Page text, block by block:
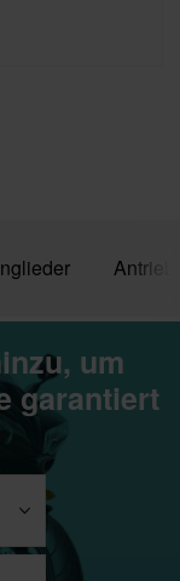
um
garantiert